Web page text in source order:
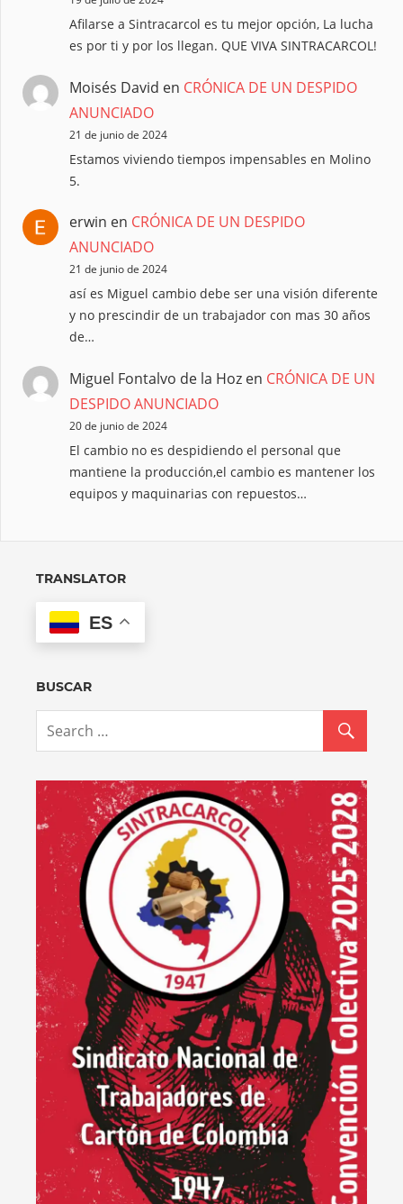
Afilarse a Sintracarcol es tu mejor opción, La lucha
es por ti y por los llegan. QUE VIVA SINTRACARCOL!
Moisés David en CRÓNICA DE UN DESPIDO
ANUNCIADO
21 de junio de 2024
Estamos viviendo tiempos impensables en Molino
5.
erwin en CRÓNICA DE UN DESPIDO
ANUNCIADO
21 de junio de 2024
así es Miguel cambio debe ser una visión diferente
y no prescindir de un trabajador con mas 30 años
de…
Miguel Fontalvo de la Hoz en CRÓNICA DE UN
DESPIDO ANUNCIADO
20 de junio de 2024
El cambio no es despidiendo el personal que
mantiene la producción,el cambio es mantener los
equipos y maquinarias con repuestos…
TRANSLATOR
ES
BUSCAR